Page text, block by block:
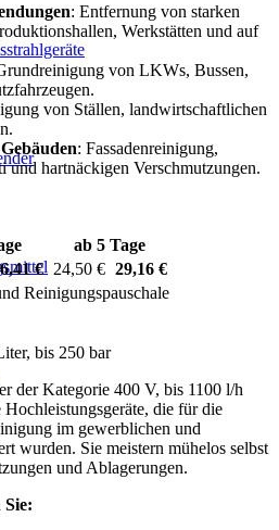
: Entfernung von starken
Werkstätten und auf
von LKWs, Bussen,
von Ställen, landwirtschaftlichen
: Fassadenreinigung,
hartnäckigen Verschmutzungen.
ab 5 Tage
€ 24,50 € 29,16 €
Reinigungspauschale
bis 250 bar
der Kategorie 400 V, bis 1100 l/h
die für die
im gewerblichen und
wurden. Sie meistern mühelos selbst
und Ablagerungen.